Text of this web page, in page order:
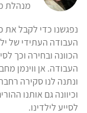
מנהלת
נפגשנו כדי לקבל את
העבודה העתידי של
הכוונה ובחירה וכך
ונתנה לנו סקירה
וכיוונה גם אותנו
לסייע לילדינו.